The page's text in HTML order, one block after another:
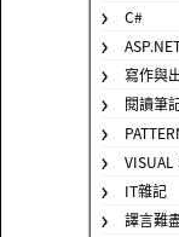
C#
寫作與
閱讀筆
VISUAL
IT雜記
譯言難